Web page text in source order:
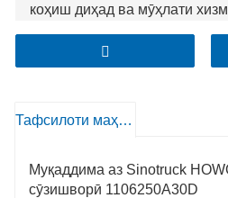
коҳиш диҳад ва мӯҳлати
3.Тарҳи дақиқи ин насоси
имкон медиҳад, ки танзими
муҳим аст.
Тафсилоти маҳсулот
Муқаддима аз Sinotruck
сӯзишворӣ 1106250A30D